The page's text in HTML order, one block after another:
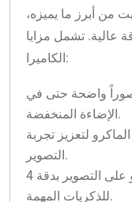
من أبرز ما يميزه،
عالية. تشمل مزايا
الكاميرا:
صوراً واضحة حتى في
الإضاءة المنخفضة.
لتعزيز تجربة
التصوير.
قدرة الفيديو على التصوير بدقة 4K، مما يجعلها مثالية
للذكريات المهمة.